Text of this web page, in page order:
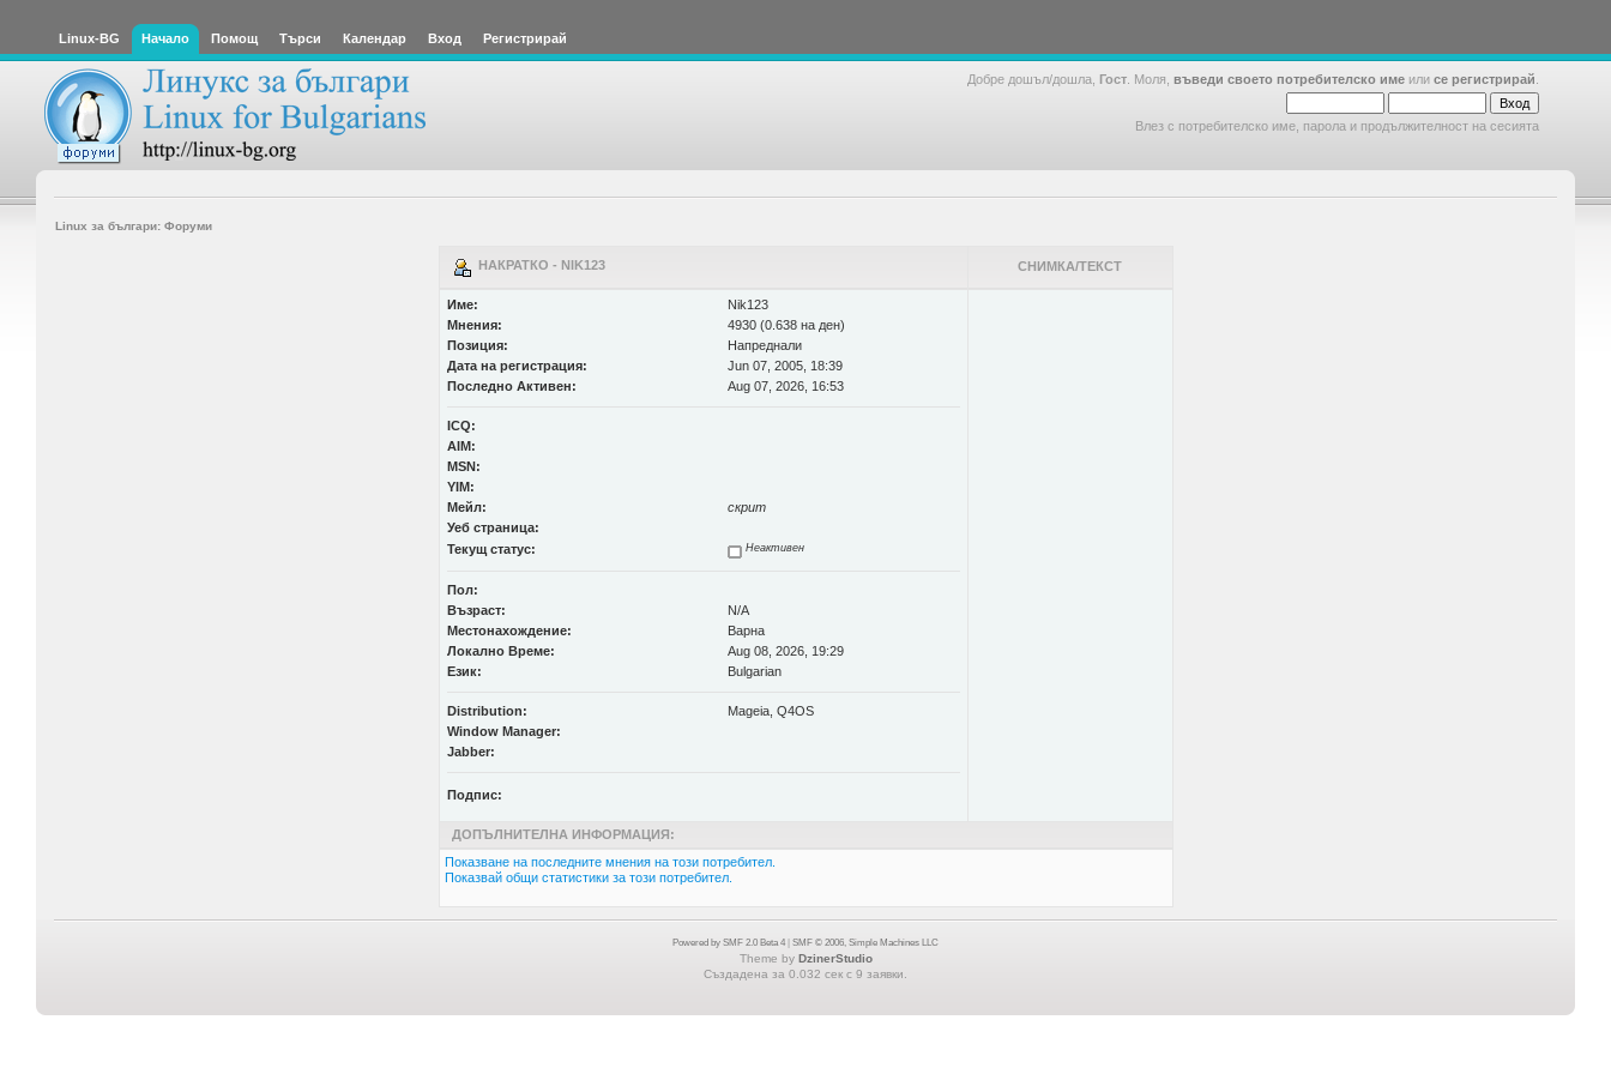
Linux-BG Начало Помощ Търси Календар Вход Регистрирай
Добре дошъл/дошла, Гост . Моля, въведи своето потребителско име или се регистрирай
Влез с потребителско име, парола и продължителност на сесията
Linux за българи: Форуми
НАКРАТКО - NIK123 СНИМКА/ТЕКСТ
Име:
Nik123
Мнения:
4930 (0.638 на ден)
Позиция:
Напреднали
Дата на регистрация:
Jun 07, 2005, 18:39
Последно Активен:
Aug 07, 2026, 16:53
ICQ:
AIM:
MSN:
YIM:
Мейл:
скрит
Уеб страница:
Текущ статус:
Неактивен
Пол:
Възраст:
N/A
Местонахождение:
Варна
Локално Време:
Aug 08, 2026, 19:29
Език:
Bulgarian
Distribution:
Mageia, Q4OS
Window Manager:
Jabber:
Подпис:
ДОПЪЛНИТЕЛНА ИНФОРМАЦИЯ:
Показване на последните мнения на този потребител.
Показвай общи статистики за този потребител.
Powered by SMF 2.0 Beta 4 SMF © 2006, Simple Machines LLC
Theme by DzinerStudio
Създадена за 0.032 сек с 9 заявки.